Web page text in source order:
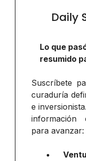
Daily
Lo que
resumido
Suscríbete
curaduría
e
información
para avanzar: